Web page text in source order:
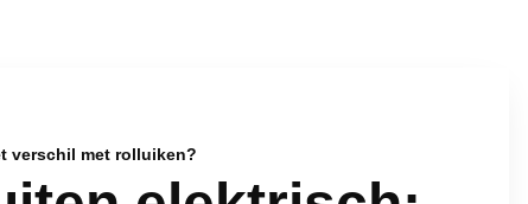
verschil met rolluiken?